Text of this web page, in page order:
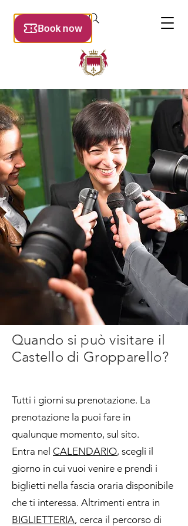
Quando si può visitare il
Castello di Gropparello?
Tutti i giorni su prenotazione. La
prenotazione la puoi fare in
qualunque momento, sul sito.
Entra nel CALENDARIO, scegli il
giorno in cui vuoi venire e prendi i
biglietti nella fascia oraria disponibile
che ti interessa. Altrimenti entra in
BIGLIETTERIA, cerca il percorso di